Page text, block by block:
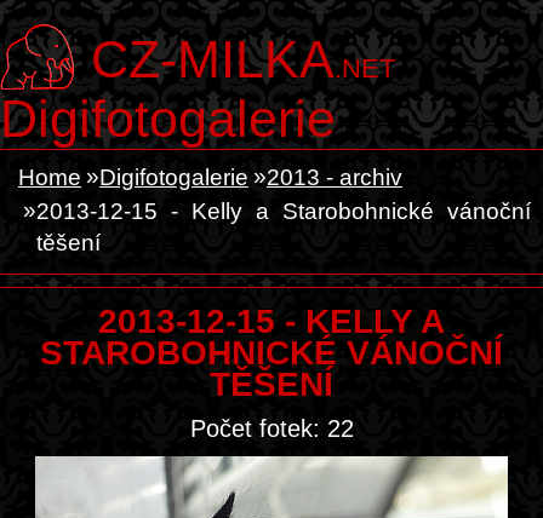
CZ-MILKA.NET
Digifotogalerie
Home Digifotogalerie
2013 - archiv
2013-12-15 - Kelly a Starobohnické vánoční
těšení
2013-12-15 - KELLY A
STAROBOHNICKÉ VÁNOČNÍ
TĚŠENÍ
Počet fotek: 22